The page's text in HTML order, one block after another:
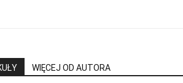
WIĘCEJ OD AUTORA